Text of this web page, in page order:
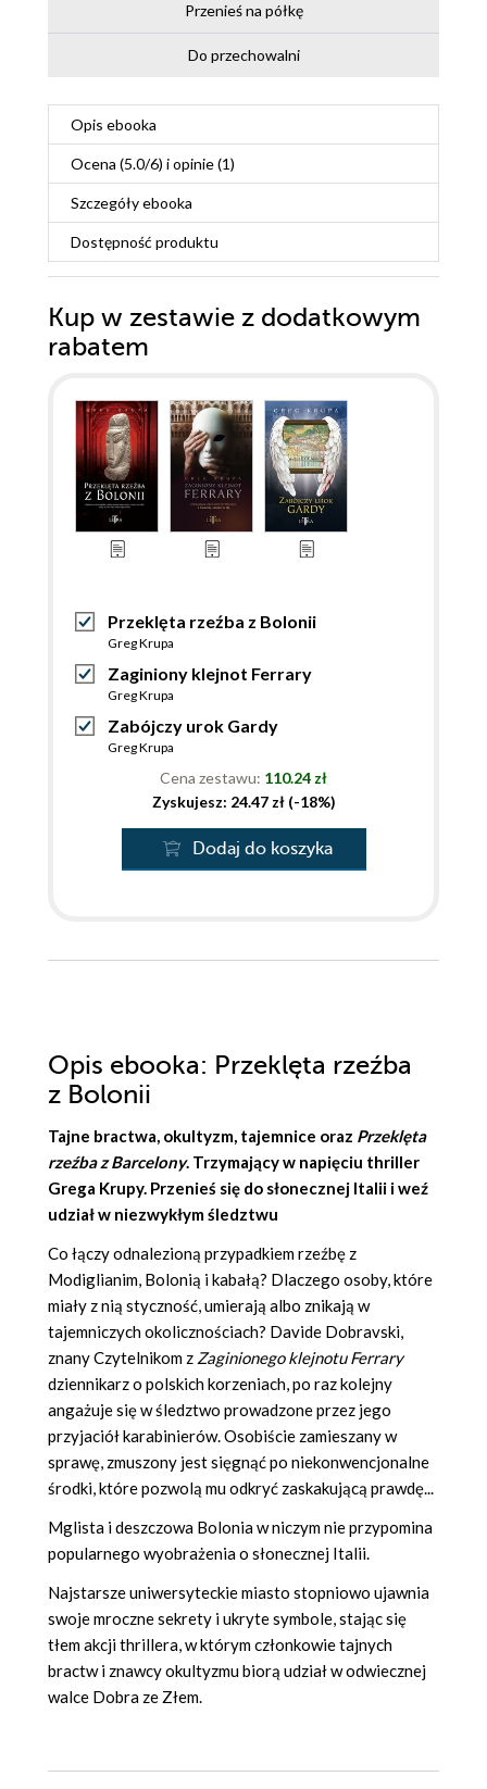
Przenieś na półkę
Do przechowalni
Opis ebooka
Ocena (5.0/6) i opinie (1)
Szczegółyebooka
Dostępność produktu
Kup w zestawie z dodatkowym
rabatem
Przeklęta rzeźba z Bolonii
Greg Krupa
Zaginiony klejnot Ferrary
Greg Krupa
Zabójczy urok Gardy
Greg Krupa
Cena zestawu: 110.24 zł
Zyskujesz: 24.47 zł (-18%)
Dodaj do koszyka
Opis ebooka: Przeklęta rzeźba
z Bolonii
Tajne bractwa, okultyzm, tajemnice oraz Przeklęta
rzeźba z Barcelony. Trzymający w napięciu thriller
Grega Krupy. Przenieś się do słonecznej Italii i weź
udział w niezwykłym śledztwu
Co łączy odnalezioną przypadkiem rzeźbę z
Modiglianim, Bolonią i kabałą? Dlaczego osoby, które
miały z nią styczność, umierają albo znikają w
tajemniczych okolicznościach? Davide Dobravski,
znany Czytelnikom z Zaginionego klejnotu Ferrary
dziennikarz o polskich korzeniach, po raz kolejny
angażuje się w śledztwo prowadzone przez jego
przyjaciół karabinierów. Osobiście zamieszany w
sprawę, zmuszony jest sięgnąć po niekonwencjonalne
środki, które pozwolą mu odkryć zaskakującą prawdę...
Mglista i deszczowa Bolonia w niczym nie przypomina
popularnego wyobrażenia o słonecznej Italii.
Najstarsze uniwersyteckie miasto stopniowo ujawnia
swoje mroczne sekrety i ukryte symbole, stając się
tłem akcji thrillera, w którym członkowie tajnych
bractw i znawcy okultyzmu biorą udział w odwiecznej
walce Dobra ze Złem.